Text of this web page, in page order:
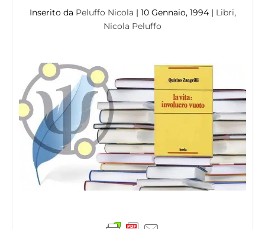
Inserito da Peluffo Nicola | 10 Gennaio, 1994| Libri,
Nicola Peluffo